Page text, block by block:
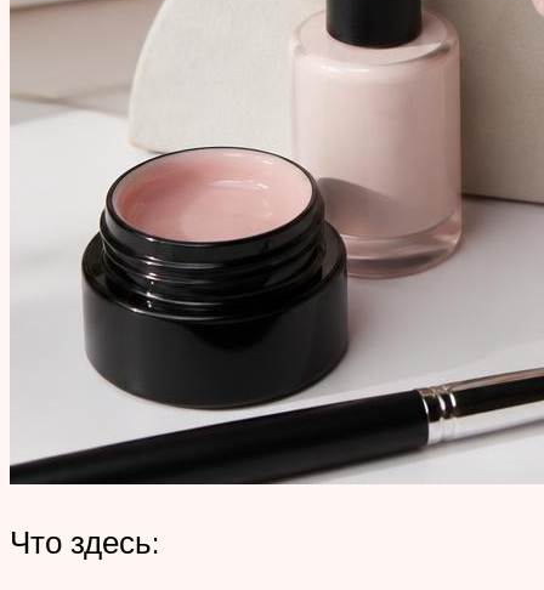
Что здесь: